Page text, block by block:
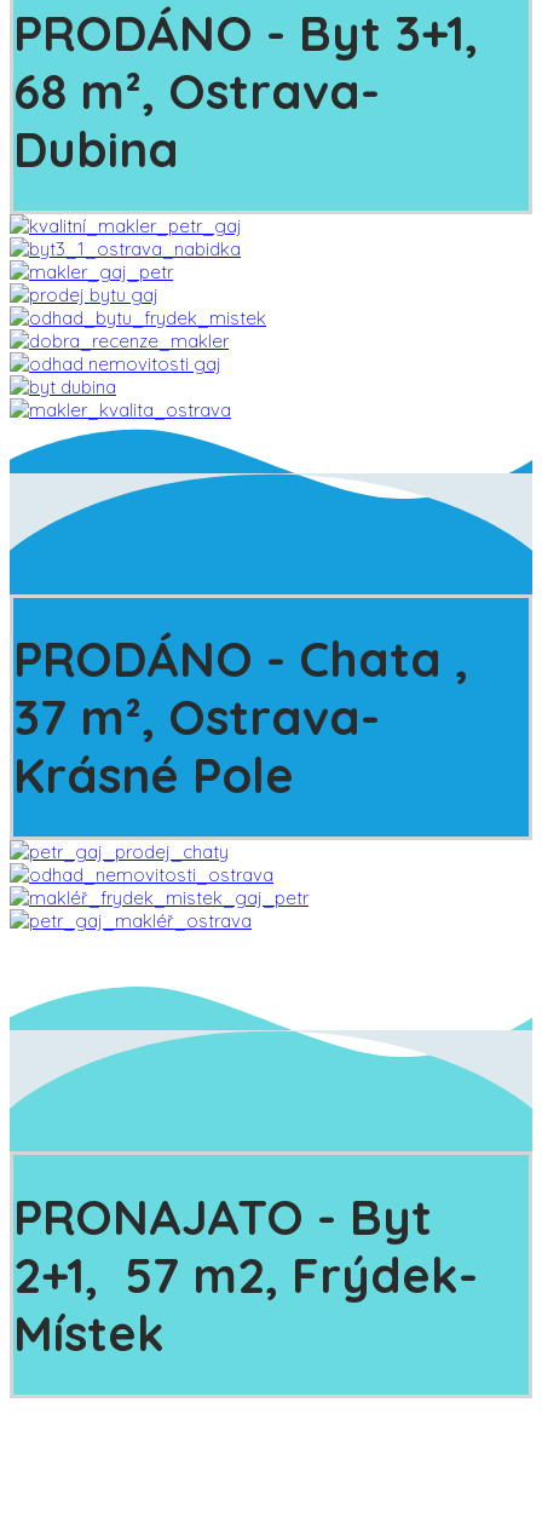
PRODÁNO - Byt 3+1,
68 m², Ostrava-
Dubina
PRODÁNO - Chata ,
37 m², Ostrava-
Krásné Pole
PRONAJATO - Byt
2+1, 57 m2, Frýdek-
Místek